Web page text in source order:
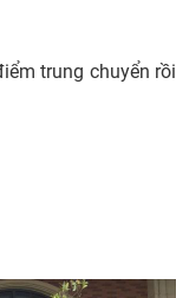
trung chuyển rồi